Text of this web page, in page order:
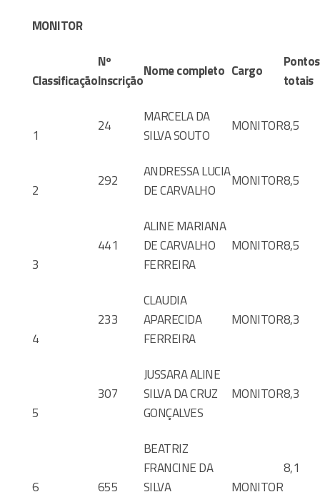
MONITOR
Classificação
Nº
Inscrição
Nome completo Cargo
Pontos
totais
1
24
MARCELA DA
SILVA SOUTO
MONITOR8,5
2
292
ANDRESSA LUCIA
DE CARVALHO
MONITOR8,5
3
441
ALINE MARIANA
DE CARVALHO
FERREIRA
MONITOR8,5
4
233
CLAUDIA
APARECIDA
FERREIRA
MONITOR8,3
5
307
JUSSARA ALINE
SILVA DA CRUZ
GONÇALVES
MONITOR8,3
6 655
BEATRIZ
FRANCINE DA
SILVA
MONITOR
8,1